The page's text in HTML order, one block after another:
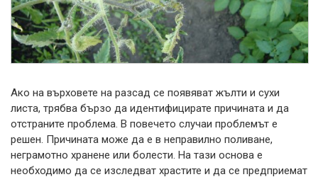
Ако на върховете на разсад се появяват жълти и сухи
листа, трябва бързо да идентифицирате причината и да
отстраните проблема. В повечето случаи проблемът е
решен. Причината може да е в неправилно поливане,
неграмотно хранене или болести. На тази основа е
необходимо да се изследват храстите и да се предприемат